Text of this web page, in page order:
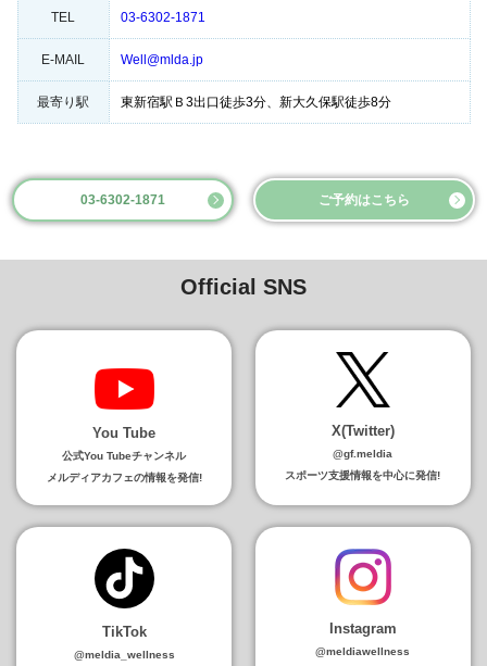
TEL 03-6302-1871
E-MAIL Well@mlda.jp
最寄り駅 東新宿駅Ｂ3出口徒歩3分、新大久保駅徒歩8分
03-6302-1871 ご予約はこちら
Official SNS
You Tube
公式You Tubeチャンネル
メルディアカフェの情報を発信!
X(Twitter)
@gf.meldia
スポーツ支援情報を中心に発信!
TikTok
@meldia_wellness
Instagram
@meldiawellness